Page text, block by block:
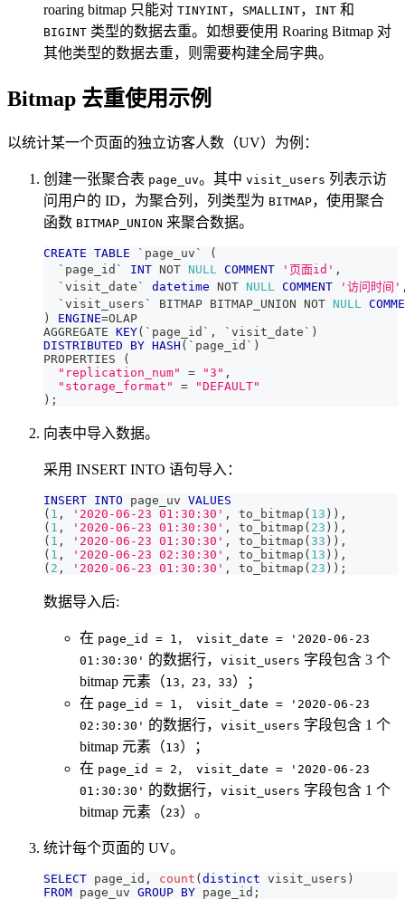
roaring bitmap 只能对 TINYINT， SMALLINT， INT 和
BIGINT 类型的数据去重。如想要使用 Roaring Bitmap 对
其他类型的数据去重，则需要构建全局字典。
Bitmap 去重使用示例
以统计某一个页面的独立访客人数（UV）为例：
创建一张聚合表 page_uv。其中 visit_users 列表示访
问用户的 ID，为聚合列，列类型为 BITMAP，使用聚合
函数 BITMAP_UNION 来聚合数据。
CREATE TABLE ` page_uv `
(
` page_id ` INT NOT NULL COMMENT '页面id' ,
` visit_date ` datetime NOT NULL COMMENT '访问时间'
` visit_users ` BITMAP BITMAP_UNION NOT NULL
)
ENGINE=OLAP
AGGREGATE KEY( ` page_id ` , ` visit_date ` )
DISTRIBUTED
BY HASH ( ` page_id ` )
PROPERTIES
(
"replication_num"
= "3" ,
"storage_format"
=
"DEFAULT"
) ;
向表中导入数据。
采用 INSERT INTO 语句导入：
INSERT INTO page_uv VALUES
( 1 , '2020-06-23 01:30:30' , to_bitmap ( 13 ) ) ,
( 1 , '2020-06-23 01:30:30' , to_bitmap ( 23 ) ) ,
( 1 , '2020-06-23 01:30:30' , to_bitmap ( 33 ) ) ,
( 1 , '2020-06-23 02:30:30' , to_bitmap ( 13 ) ) ,
( 2 , '2020-06-23 01:30:30' , to_bitmap ( 23 ) ) ;
数据导入后:
在 page_id = 1， visit_date = '2020-06-23
01:30:30' 的数据行， visit_users 字段包含 3 个
bitmap 元素（13，23，33）；
在 page_id = 1， visit_date = '2020-06-23
02:30:30' 的数据行， visit_users 字段包含 1 个
bitmap 元素（13）；
在 page_id = 2， visit_date = '2020-06-23
01:30:30' 的数据行， visit_users 字段包含 1 个
bitmap 元素（23）。
统计每个页面的 UV。
SELECT page_id , count ( distinct visit_users )
FROM page_uv GROUP BY page_id ;